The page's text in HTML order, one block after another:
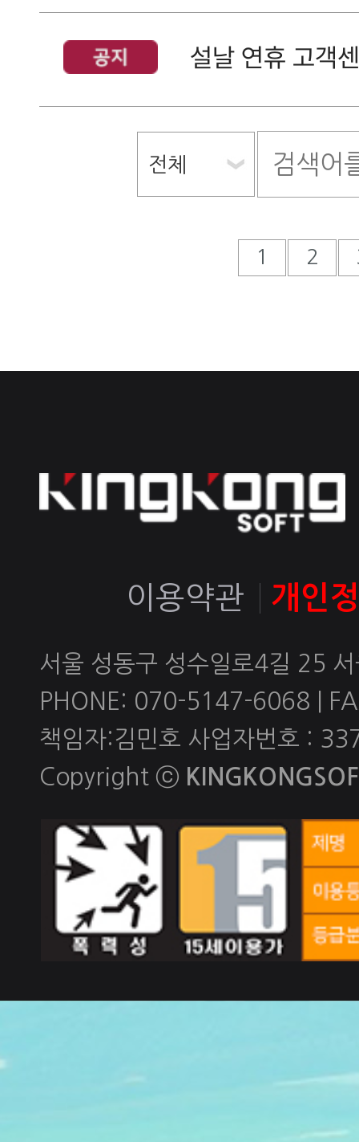
설날 연휴 고객
1 2
이용약관 개인
서울 성동구 성수일로4길 25
PHONE: 070-5147-6068 |
책임자:김민호 사업자번호 :
Copyright ⓒ